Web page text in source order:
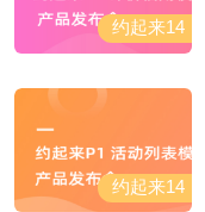
约起来14
约起来14